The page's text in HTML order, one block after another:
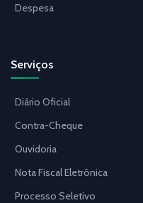
Despesa
Serviços
Diário Oficial
Contra-Cheque
Ouvidoria
Nota Fiscal Eletrônica
Processo Seletivo